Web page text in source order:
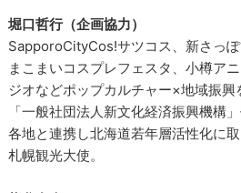
堀口哲行（企画協力）
SapporoCityCos!サツコス、新さっ
まこまいコスプレフェスタ、小樽ア
ジオなどポップカルチャー×地域振興
「一般社団法人新文化経済振興機構」
各地と連携し北海道若年層活性化に
札幌観光大使。